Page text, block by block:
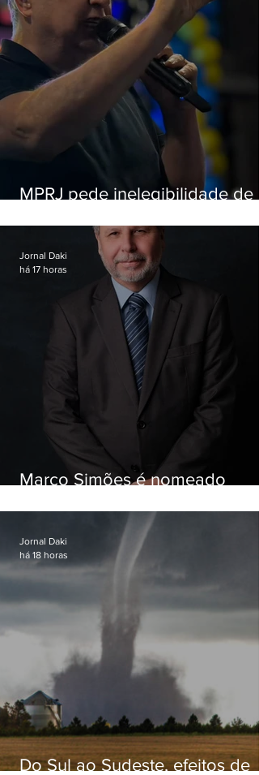
MPRJ pede inelegibilidade de
Marco Simões é nomeado
Jornal Daki
há 17 horas
Do Sul ao Sudeste, efeitos de
Jornal Daki
há 18 horas